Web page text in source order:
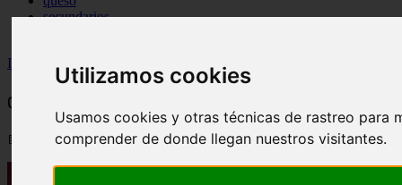
Utilizamos cookies
Usamos cookies y otras técnicas de rastreo para
comprender de donde llegan nuestros visitantes.
secundarios
Inicio
wfitzone ✅ Rutina y dieta de Carlos Belcast
✅ Rutina y dieta de Carlos Belcast
📅 07/09/2025